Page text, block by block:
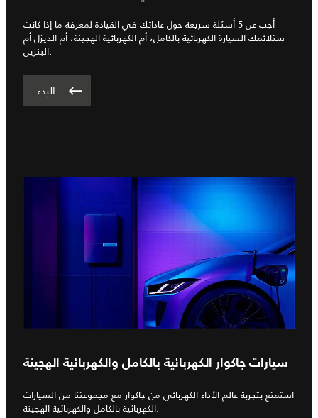
أجب عن 5 أسئلة سريعة حول عاداتك في القيادة لمعرفة ما إذا كانت
ستلائمك السيارة الكهربائية بالكامل، أم الكهربائية الهجينة، أم الديزل أم
البنزين.
البدء
سيارات جاكوار الكهربائية بالكامل والكهربائية الهجينة
استمتع بتجربة عالم الأداء الكهربائي من جاكوار مع مجموعتنا من السيارات
الكهربائية بالكامل والكهربائية الهجينة.